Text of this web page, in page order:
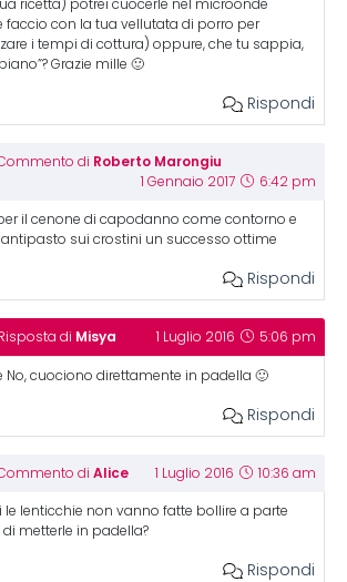
ricetta) potrei cuocerle nel microonde
faccio con la tua vellutata di porro per
i tempi di cottura) oppure, che tu sappia,
Grazie mille 🙂
Rispondi
di Roberto Marongiu
1 Gennaio 2017 6:42 pm
il cenone di capodanno come contorno e
sui crostini un successo ottime
Rispondi
di Misya 1 Luglio 2016 5:06 pm
No, cuociono direttamente in padella 🙂
Rispondi
di Alice 1 Luglio 2016 10:36 am
le lenticchie non vanno fatte bollire a parte
metterle in padella?
Rispondi